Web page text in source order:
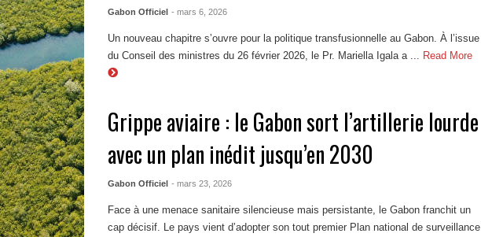
Gabon Officiel - mars 6, 2026
Un nouveau chapitre s’ouvre pour la politique transfusionnelle au Gabon. À l’issue
du Conseil des ministres du 26 février 2026, le Pr. Mariella Igala a ... Read More
Grippe aviaire : le Gabon sort l’artillerie lourde
avec un plan inédit jusqu’en 2030
Gabon Officiel - mars 23, 2026
Face à une menace sanitaire silencieuse mais persistante, le Gabon franchit un
cap décisif. Le pays vient d’adopter son tout premier Plan national de surveillance